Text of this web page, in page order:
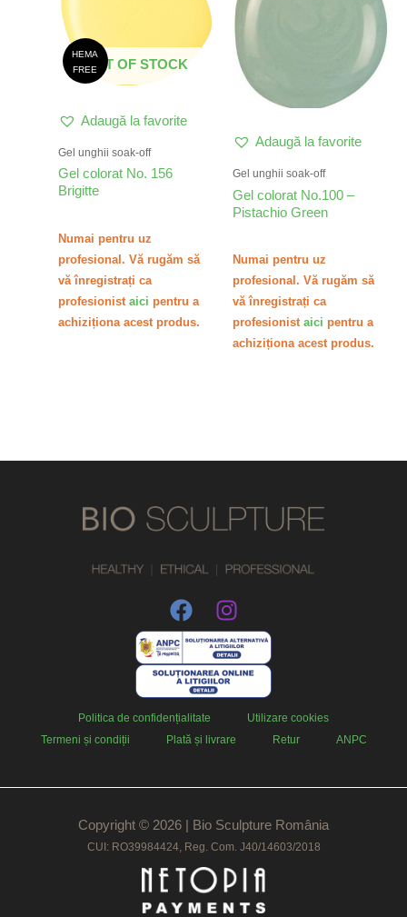
HEMA
FREEOUT OF STOCK
Adaugă la favorite
Gel unghii soak-off
Gel colorat No. 156
Brigitte
Numai pentru uz
profesional. Vă rugăm să
vă înregistrați ca
profesionist aici pentru a
achiziționa acest produs.
Adaugă la favorite
Gel unghii soak-off
Gel colorat No.100 –
Pistachio Green
Numai pentru uz
profesional. Vă rugăm să
vă înregistrați ca
profesionist aici pentru a
achiziționa acest produs.
Politica de confidențialitate
Utilizare cookies
Termeni și condiții
Plată și livrare Retur ANPC
Copyright © 2026 | Bio Sculpture România
CUI: RO39984424, Reg. Com. J40/14603/2018